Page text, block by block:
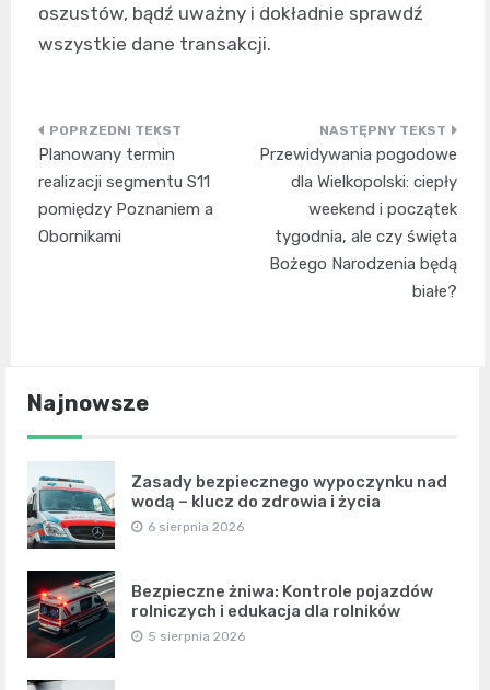
oszustów, bądź uważny i dokładnie sprawdź
wszystkie dane transakcji.
Nawigacja
wpisu
Planowany termin
realizacji segmentu S11
pomiędzy Poznaniem a
Obornikami
Przewidywania pogodowe
dla Wielkopolski: ciepły
weekend i początek
tygodnia, ale czy święta
Bożego Narodzenia będą
białe?
Najnowsze
Zasady bezpiecznego wypoczynku nad
wodą – klucz do zdrowia i życia
6 sierpnia 2026
Bezpieczne żniwa: Kontrole pojazdów
rolniczych i edukacja dla rolników
5 sierpnia 2026